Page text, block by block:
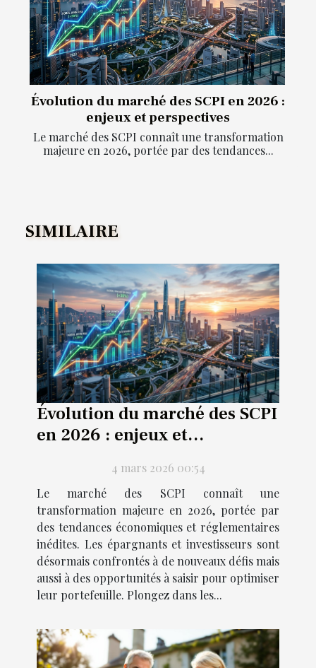
Évolution du marché des SCPI en 2026 :
enjeux et perspectives
Le marché des SCPI connaît une transformation
majeure en 2026, portée par des tendances...
SIMILAIRE
Évolution du marché des SCPI
en 2026 : enjeux et
4 mars 2026 00:54
Le marché des SCPI connaît une
transformation majeure en 2026, portée par
des tendances économiques et réglementaires
inédites. Les épargnants et investisseurs sont
désormais confrontés à de nouveaux défis mais
aussi à des opportunités à saisir pour optimiser
leur portefeuille. Plongez dans les...